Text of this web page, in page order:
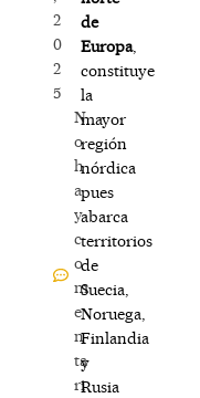
2
0
2
5
N
o
h
a
y
c
o
m
e
n
ta
ri
de
Europa,
constituye
la
mayor
región
nórdica
pues
abarca
territorios
de
Suecia,
Noruega,
Finlandia
y
Rusia